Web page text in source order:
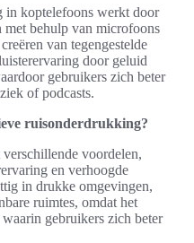
in koptelefoons werkt door
met behulp van microfoons
van tegengestelde
door geluid
gebruikers zich beter
of podcasts.
ruisonderdrukking?
voordelen,
en verhoogde
in drukke omgevingen,
ruimtes, omdat het
gebruikers zich beter